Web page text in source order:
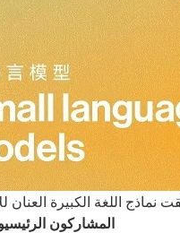
المشاركون